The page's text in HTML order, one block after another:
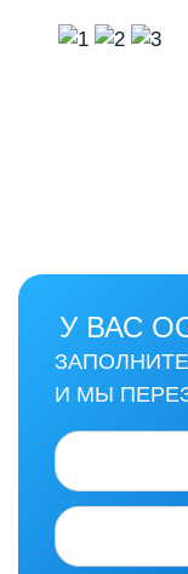
У ВАС
И МЫ